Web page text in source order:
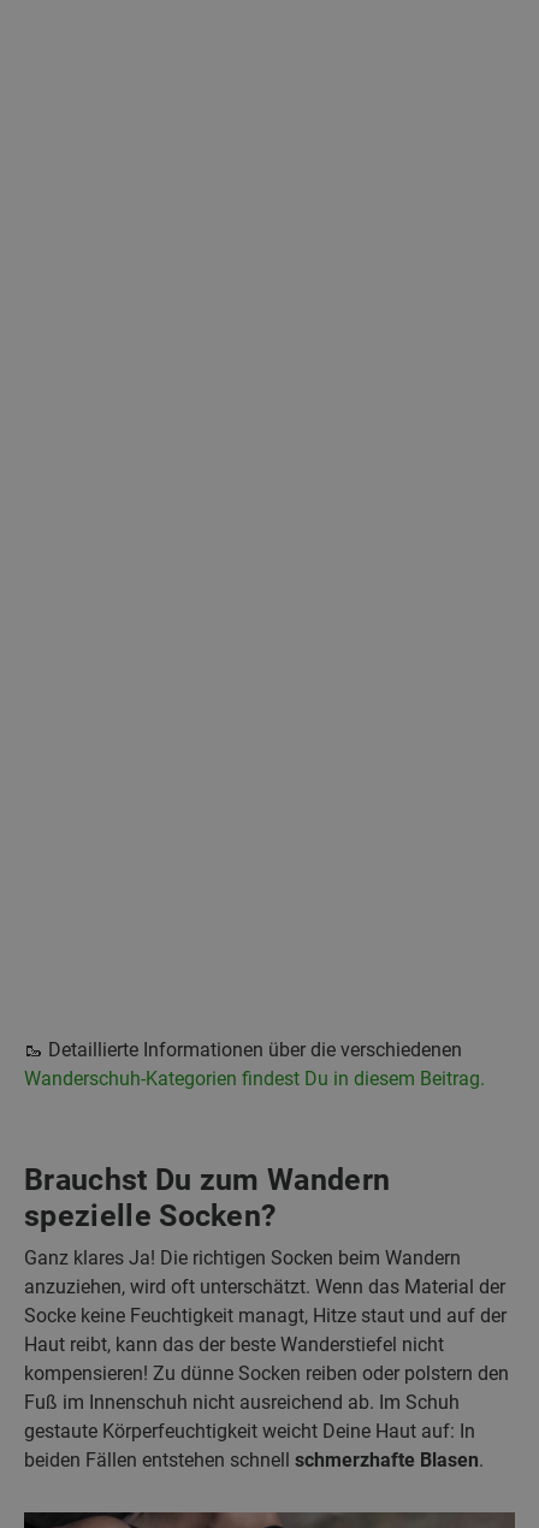
🥾 Detaillierte Informationen über die verschiedenen
Wanderschuh-Kategorien findest Du in diesem Beitrag.
Brauchst Du zum Wandern
spezielle Socken?
Ganz klares Ja! Die richtigen Socken beim Wandern
anzuziehen, wird oft unterschätzt. Wenn das Material der
Socke keine Feuchtigkeit managt, Hitze staut und auf der
Haut reibt, kann das der beste Wanderstiefel nicht
kompensieren! Zu dünne Socken reiben oder polstern den
Fuß im Innenschuh nicht ausreichend ab. Im Schuh
gestaute Körperfeuchtigkeit weicht Deine Haut auf: In
beiden Fällen entstehen schnell schmerzhafte Blasen.